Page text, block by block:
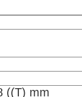
((T) mm